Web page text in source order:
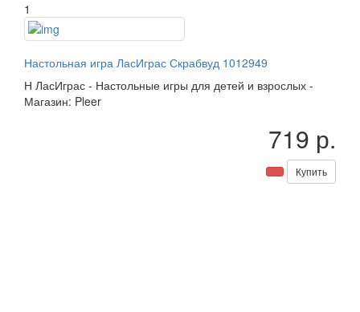
1
Настольная игра ЛасИграс Скрабвуд 1012949
Н ЛасИграс - Настольные игры для детей и взрослых -
Магазин: Pleer
719 р.
Купить